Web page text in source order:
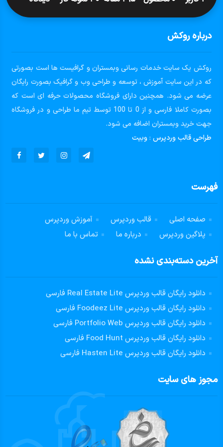
درباره روکش
روکش یک سایت خدمات رسانی وبمستران و گرافیست ها است بصورتی
که در این سایت آموزش ، توسعه و طراحی وب و گرافیک بصورت رایگان
عرضه می شود. همچنین دارای فروشگاه محصولات حرفه ای است که
بصورت کاملا فارسی و از 0 تا 100 توسط تیم ما طراحی و در فروشگاه
جهت خرید وبمستران اضافه می شود.
طراحی قالب وردپرس :وبیت
فهرست
صفحه اصلی قالب وردپرس
آموزش وردپرس
پلاگین وردپرس
درباره ما تماس با ما
آخرین دسته‌بندی نشده
دانلود رایگان قالب وردپرس Real Estate Lite فارسی
دانلود رایگان قالب وردپرس Foodeez Lite فارسی
دانلود رایگان قالب وردپرس Portfolio Web فارسی
دانلود رایگان قالب وردپرس Food Hunt فارسی
دانلود رایگان قالب وردپرس Hasten Lite فارسی
مجوز های سایت